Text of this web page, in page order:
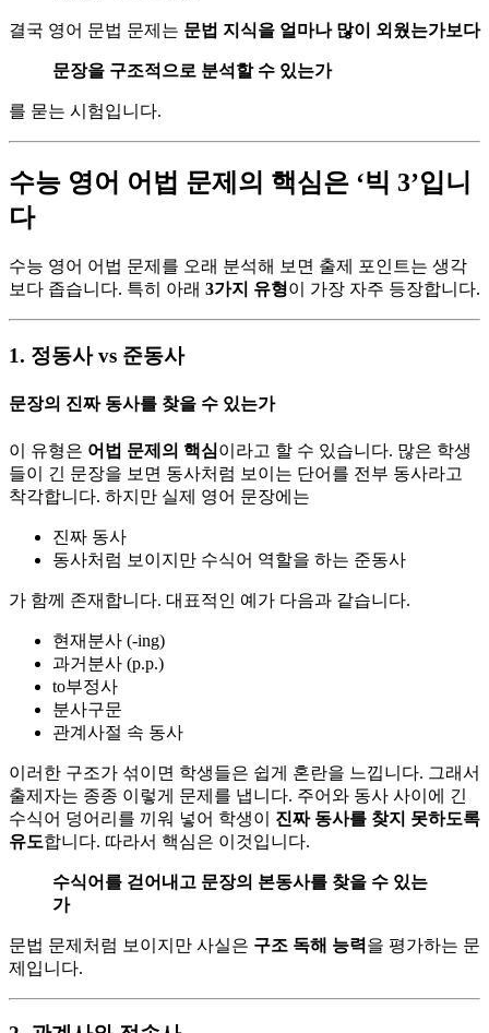
결국 영어 문법 문제는 문법 지식을 얼마나 많이 외웠는가보다
문장을 구조적으로 분석할 수 있는가
를 묻는 시험입니다.
수능 영어 어법 문제의 핵심은 ‘빅 3’입니
다
수능 영어 어법 문제를 오래 분석해 보면 출제 포인트는 생각
보다 좁습니다. 특히 아래 3가지 유형이 가장 자주 등장합니다.
1. 정동사 vs 준동사
문장의 진짜 동사를 찾을 수 있는가
이 유형은 어법 문제의 핵심이라고 할 수 있습니다. 많은 학생
들이 긴 문장을 보면 동사처럼 보이는 단어를 전부 동사라고
착각합니다. 하지만 실제 영어 문장에는
진짜 동사
동사처럼 보이지만 수식어 역할을 하는 준동사
가 함께 존재합니다. 대표적인 예가 다음과 같습니다.
현재분사 (-ing)
과거분사 (p.p.)
to부정사
분사구문
관계사절 속 동사
이러한 구조가 섞이면 학생들은 쉽게 혼란을 느낍니다. 그래서
출제자는 종종 이렇게 문제를 냅니다. 주어와 동사 사이에 긴
수식어 덩어리를 끼워 넣어 학생이 진짜 동사를 찾지 못하도록
유도합니다. 따라서 핵심은 이것입니다.
수식어를 걷어내고 문장의 본동사를 찾을 수 있는
가
문법 문제처럼 보이지만 사실은 구조 독해 능력을 평가하는 문
제입니다.